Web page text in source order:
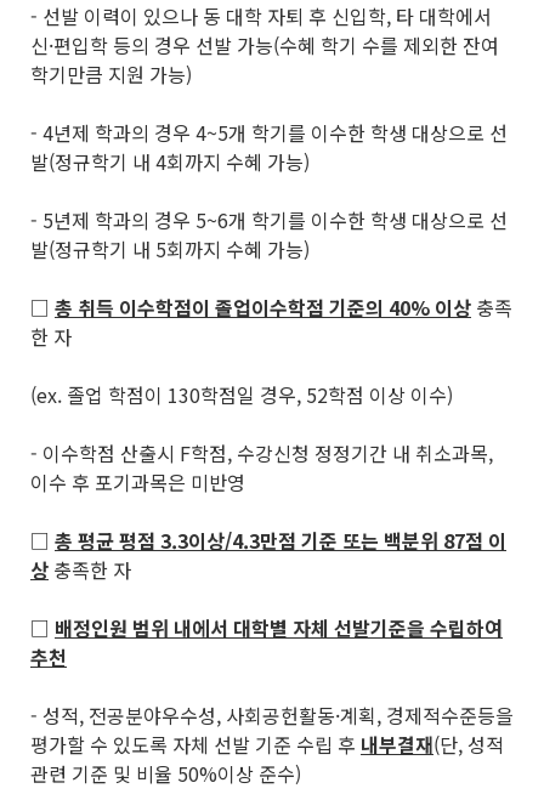
- 선발 이력이 있으나 동 대학 자퇴 후 신입학, 타 대학에서
신·편입학 등의 경우 선발 가능(수혜 학기 수를 제외한 잔여
학기만큼 지원 가능)
- 4년제 학과의 경우 4~5개 학기를 이수한 학생 대상으로 선
발(정규학기 내 4회까지 수혜 가능)
- 5년제 학과의 경우 5~6개 학기를 이수한 학생 대상으로 선
발(정규학기 내 5회까지 수혜 가능)
□ 총 취득 이수학점이 졸업이수학점 기준의 40% 이상 충족
한 자
(ex. 졸업 학점이 130학점일 경우, 52학점 이상 이수)
- 이수학점 산출시 F학점, 수강신청 정정기간 내 취소과목,
이수 후 포기과목은 미반영
□ 총 평균 평점 3.3이상/4.3만점 기준 또는 백분위 87점 이
상 충족한 자
□ 배정인원 범위 내에서 대학별 자체 선발기준을 수립하여
추천
- 성적, 전공분야우수성, 사회공헌활동·계획, 경제적수준등을
평가할 수 있도록 자체 선발 기준 수립 후 내부결재(단, 성적
관련 기준 및 비율 50%이상 준수)